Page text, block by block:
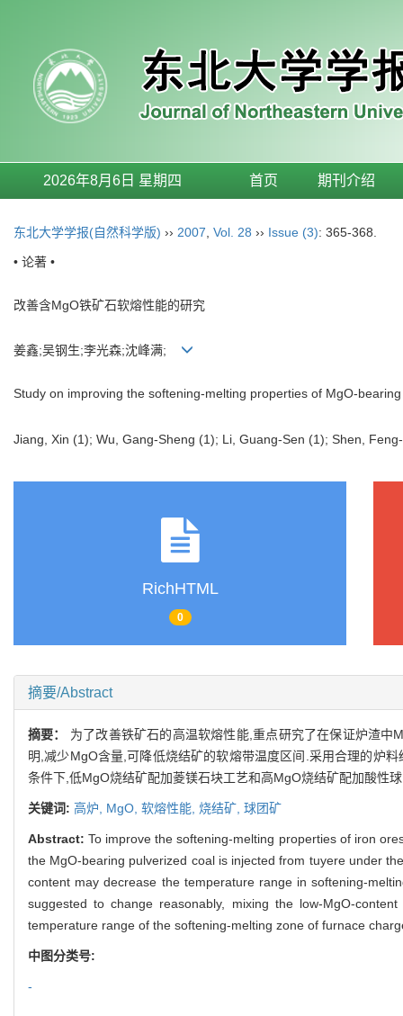
2026年8月6日 星期四 首页 期刊介绍
东北大学学报(自然科学版) ›› 2007 Vol. 28 ›› Issue (3): 365-368.
• 论著 •
改善含MgO铁矿石软熔性能的研究
姜鑫;吴钢生;李光森;沈峰满;
Study on improving the softening-melting properties of MgO-
Jiang, Xin (1); Wu, Gang-Sheng (1); Li, Guang-Sen (1); Shen,
RichHTML
0
摘要/Abstract
摘要： 为了改善铁矿石的高温软熔性能,重点研究了在保证炉渣
明,减少MgO含量,可降低烧结矿的软熔带温度区间.采用合理的炉
条件下,低MgO烧结矿配加菱镁石块工艺和高MgO烧结矿配加酸
关键词: 高炉, MgO, 软熔性能, 烧结矿, 球团矿
Abstract:To improve the softening-melting properties of iron
the MgO-bearing pulverized coal is injected from tuyere under
content may decrease the temperature range in softening-
suggested to change reasonably, mixing the low-MgO-
temperature range of the softening-melting zone of furnace
中图分类号:
-